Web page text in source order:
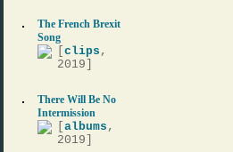
The French Brexit
Song
[clips ,
2019]
There Will Be No
Intermission
[albums ,
2019]